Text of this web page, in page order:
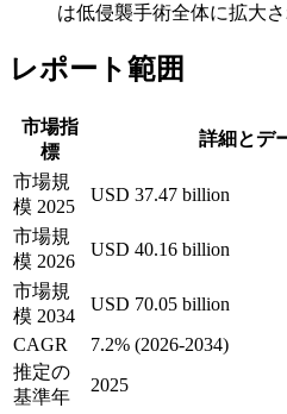
は低侵襲手術全体に拡大さ
レポート範囲
市場指
標
詳細とデ
市場規
模 2025
USD 37.47 billion
市場規
模 2026
USD 40.16 billion
市場規
模 2034
USD 70.05 billion
CAGR
7.2% (2026-2034)
推定の
基準年
2025